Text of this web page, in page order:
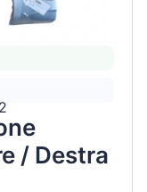
/ Destra